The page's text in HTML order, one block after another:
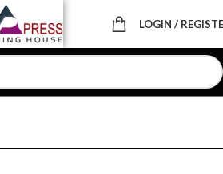
LOGIN /
Holy hadith